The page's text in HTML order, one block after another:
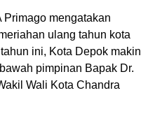
mengatakan
ulang tahun kota
ini, Kota Depok makin
pimpinan Bapak Dr.
Wali Kota Chandra